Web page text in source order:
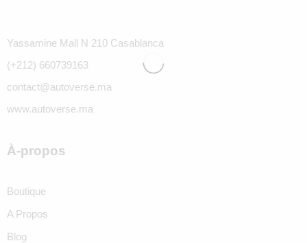
Yassamine Mall N 210 Casablanca
(+212) 660739163
contact@autoverse.ma
www.autoverse.ma
À-propos
Boutique
A Propos
Blog